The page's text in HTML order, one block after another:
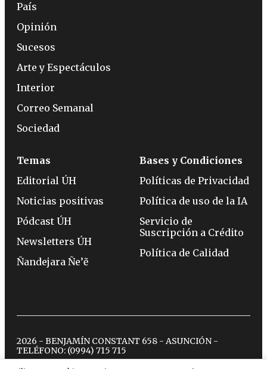
País
Opinión
Sucesos
Arte y Espectáculos
Interior
Correo Semanal
Sociedad
Temas
Editorial ÚH
Noticias positivas
Pódcast ÚH
Newsletters ÚH
Ñandejara Ñe’ẽ
Bases y Condiciones
Políticas de Privacidad
Política de uso de la IA
Servicio de
Suscripción a Crédito
Política de Calidad
2026 - BENJAMÍN CONSTANT 658 - ASUNCIÓN -
TELÉFONO: (0994) 715 715